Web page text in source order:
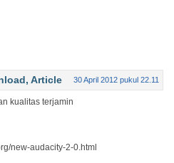
Article 30 April 2012 pukul 22.11
kualitas terjamin
new-audacity-2-0.html